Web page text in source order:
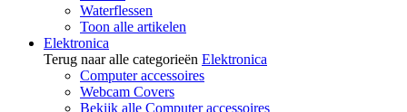
Waterflessen
Toon alle artikelen
Elektronica
Terug naar alle categorieën Elektronica
Computer accessoires
Webcam Covers
Bekijk alle Computer accessoires